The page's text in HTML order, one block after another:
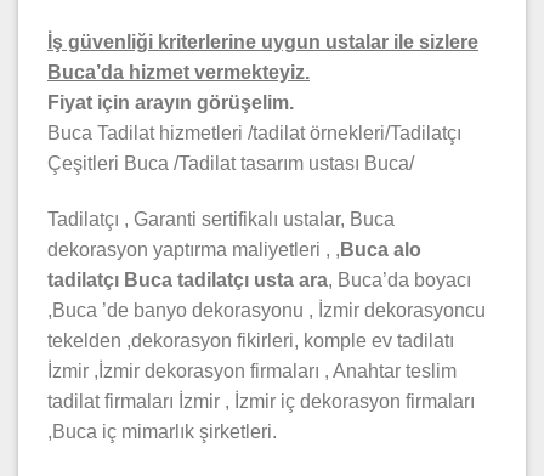
İş güvenliği kriterlerine uygun ustalar ile sizlere
Buca’da hizmet vermekteyiz.
Fiyat için arayın görüşelim.
Buca Tadilat hizmetleri /tadilat örnekleri/Tadilatçı
Çeşitleri Buca /Tadilat tasarım ustası Buca/
Tadilatçı , Garanti sertifikalı ustalar, Buca
dekorasyon yaptırma maliyetleri , , Buca alo
tadilatçı Buca tadilatçı usta ara, Buca’da boyacı
,Buca ’de banyo dekorasyonu , İzmir dekorasyoncu
tekelden ,dekorasyon fikirleri, komple ev tadilatı
İzmir ,İzmir dekorasyon firmaları , Anahtar teslim
tadilat firmaları İzmir , İzmir iç dekorasyon firmaları
,Buca iç mimarlık şirketleri.